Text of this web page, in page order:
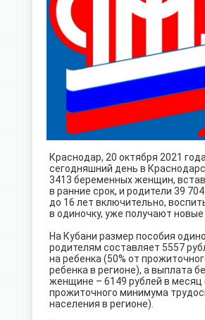
Краснодар, 20 октября 2021
сегодняшний день в
3413 беременных женщин,
в ранние срок, и родители 39
до 16 лет включительно,
в одиночку, уже получают новые
На Кубани размер пособия
родителям составляет 5557
на ребенка (50% от
ребенка в регионе), а выплата
женщине – 6149 рублей в месяц
прожиточного минимума
населения в регионе).